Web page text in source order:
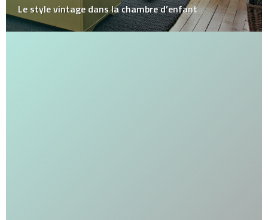
Le style vintage dans la chambre d’enfant